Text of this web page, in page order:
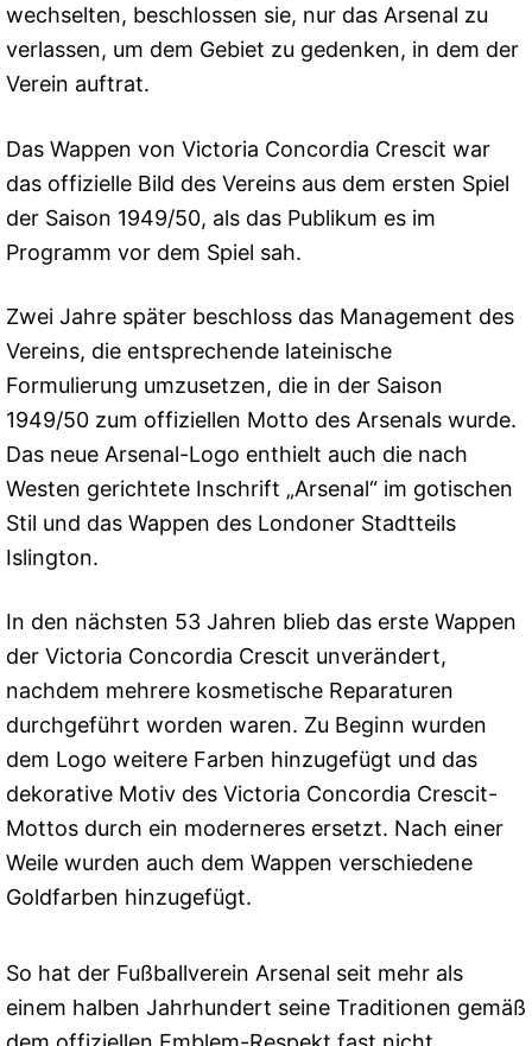
wechselten, beschlossen sie, nur das Arsenal zu
verlassen, um dem Gebiet zu gedenken, in dem der
Verein auftrat.
Das Wappen von Victoria Concordia Crescit war
das offizielle Bild des Vereins aus dem ersten Spiel
der Saison 1949/50, als das Publikum es im
Programm vor dem Spiel sah.
Zwei Jahre später beschloss das Management des
Vereins, die entsprechende lateinische
Formulierung umzusetzen, die in der Saison
1949/50 zum offiziellen Motto des Arsenals wurde.
Das neue Arsenal-Logo enthielt auch die nach
Westen gerichtete Inschrift „Arsenal“ im gotischen
Stil und das Wappen des Londoner Stadtteils
Islington.
In den nächsten 53 Jahren blieb das erste Wappen
der Victoria Concordia Crescit unverändert,
nachdem mehrere kosmetische Reparaturen
durchgeführt worden waren. Zu Beginn wurden
dem Logo weitere Farben hinzugefügt und das
dekorative Motiv des Victoria Concordia Crescit-
Mottos durch ein moderneres ersetzt. Nach einer
Weile wurden auch dem Wappen verschiedene
Goldfarben hinzugefügt.
So hat der Fußballverein Arsenal seit mehr als
einem halben Jahrhundert seine Traditionen gemäß